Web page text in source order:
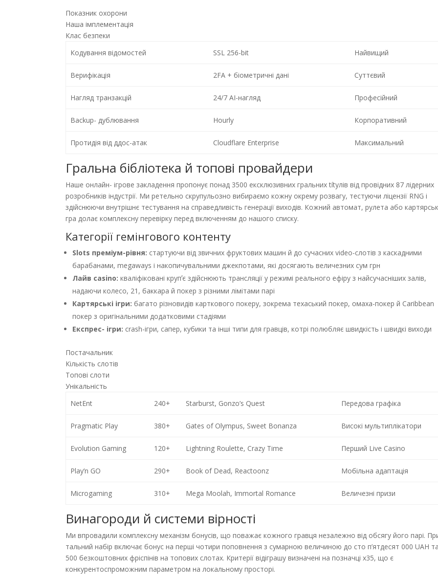
Показник охорони
Наша імплементація
Клас безпеки
Кодування відомостей
SSL 256-bit Найвищий
Верифікація 2FA + біометричні дані Суттєвий
Нагляд транзакцій 24/7 AI-нагляд Професійний
Backup- дублювання Hourly Корпоративний
Протидія від ддос-атак Cloudflare Enterprise Максимальний
Гральна бібліотека й топові провайдери
Наше онлайн- ігрове закладення пропонує понад 3500 ексклюзивних гральних títулів від провідних 87 лідерних
розробників індустрії. Ми ретельно скрупульозно вибираємо кожну окрему розвагу, тестуючи ліцензії RNG і
здійснюючи внутрішнє тестування на справедливість генерації виходів. Кожний автомат, рулета або
гра долає комплексну перевірку перед включенням до нашого списку.
Категорії гемінгового контенту
Slots преміум-рівня: стартуючи від звичних фруктових машин й до сучасних video-слотів з каскадними
барабанами, megaways і накопичувальними джекпотами, які досягають величезних сум грн
Лайв casino: кваліфіковані крупʼє здійснюють трансляції у режимі реального ефіру з найсучасніших залів,
надаючи колесо, 21, баккара й покер з різними лімітами парі
Картярські ігри: багато різновидів карткового покеру, зокрема техаський покер, омаха-покер й Caribbean
покер з оригінальними додатковими стадіями
Експрес- ігри: crash-ігри, сапер, кубики та інші типи для гравців, котрі полюбляє швидкість і швидкі виходи
Постачальник
Кількість слотів
Топові слоти
Унікальність
NetEnt
240+ Starburst, Gonzo’s Quest Передова графіка
Pragmatic Play 380+ Gates of Olympus, Sweet Bonanza Високі мультиплікатори
Evolution Gaming 120+ Lightning Roulette, Crazy Time Перший Live Casino
Play’n GO 290+ Book of Dead, Reactoonz Мобільна адаптація
Microgaming 310+ Mega Moolah, Immortal Romance Величезні призи
Винагороди й системи вірності
Ми впровадили комплексну механізм бонусів, що поважає кожного гравця незалежно від обсягу його парі.
тальний набір включає бонус на перші чотири поповнення з сумарною величиною до сто п’ятдесят 000 UAH
500 безкоштовних фріспінів на топових слотах. Критерії відіграшу визначені на позначці x35, що є
конкурентоспроможним параметром на локальному просторі.